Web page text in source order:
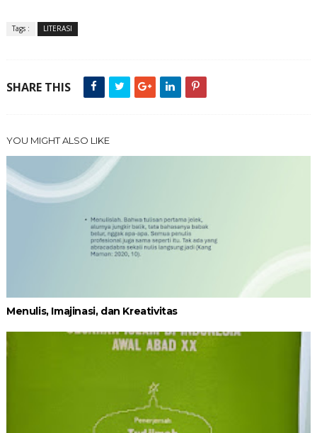
Tags : LITERASI
SHARE THIS
YOU MIGHT ALSO LIKE
Menulis, Imajinasi, dan Kreativitas